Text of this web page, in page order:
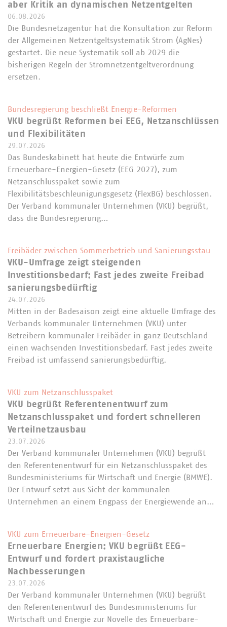
aber Kritik an dynamischen Netzentgelten
06.08.2026
Die Bundesnetzagentur hat die Konsultation zur Reform
der Allgemeinen Netzentgeltsystematik Strom (AgNes)
gestartet. Die neue Systematik soll ab 2029 die
bisherigen Regeln der Stromnetzentgeltverordnung
ersetzen.
Bundesregierung beschließt Energie-Reformen
VKU begrüßt Reformen bei EEG, Netzanschlüssen
und Flexibilitäten
29.07.2026
Das Bundeskabinett hat heute die Entwürfe zum
Erneuerbare-Energien-Gesetz (EEG 2027), zum
Netzanschlusspaket sowie zum
Flexibilitätsbeschleunigungsgesetz (FlexBG) beschlossen.
Der Verband kommunaler Unternehmen (VKU) begrüßt,
dass die Bundesregierung…
Freibäder zwischen Sommerbetrieb und Sanierungsstau
VKU-Umfrage zeigt steigenden
Investitionsbedarf: Fast jedes zweite Freibad
sanierungsbedürftig
24.07.2026
Mitten in der Badesaison zeigt eine aktuelle Umfrage des
Verbands kommunaler Unternehmen (VKU) unter
Betreibern kommunaler Freibäder in ganz Deutschland
einen wachsenden Investitionsbedarf. Fast jedes zweite
Freibad ist umfassend sanierungsbedürftig.
VKU zum Netzanschlusspaket
VKU begrüßt Referentenentwurf zum
Netzanschlusspaket und fordert schnelleren
Verteilnetzausbau
23.07.2026
Der Verband kommunaler Unternehmen (VKU) begrüßt
den Referentenentwurf für ein Netzanschlusspaket des
Bundesministeriums für Wirtschaft und Energie (BMWE).
Der Entwurf setzt aus Sicht der kommunalen
Unternehmen an einem Engpass der Energiewende an…
VKU zum Erneuerbare-Energien-Gesetz
Erneuerbare Energien: VKU begrüßt EEG-
Entwurf und fordert praxistaugliche
Nachbesserungen
23.07.2026
Der Verband kommunaler Unternehmen (VKU) begrüßt
den Referentenentwurf des Bundesministeriums für
Wirtschaft und Energie zur Novelle des Erneuerbare-